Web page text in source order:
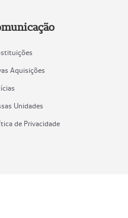
Aquisições
Unidades
de Privacidade